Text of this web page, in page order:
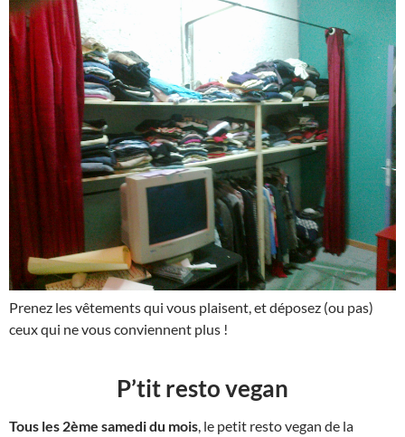
Prenez les vêtements qui vous plaisent, et déposez (ou pas)
ceux qui ne vous conviennent plus !
P’tit resto vegan
Tous les 2ème samedi du mois , le petit resto vegan de la